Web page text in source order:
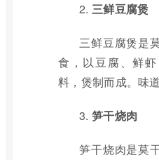
2. 三鲜豆腐煲
三鲜豆腐煲是
食，以豆腐、鲜
料，煲制而成。味
3. 笋干烧肉
笋干烧肉是莫